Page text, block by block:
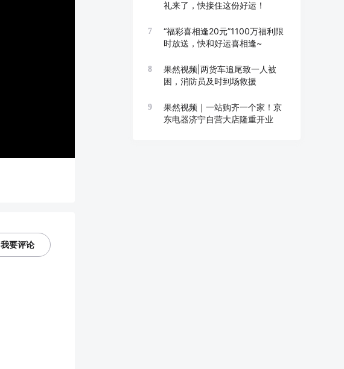
我要评论
礼来了，快接住这份好运！
7
“福彩喜相逢20元”1100万福利限
时放送，快和好运喜相逢~
8
果然视频|两货车追尾致一人被
困，消防员及时到场救援
9
果然视频｜一站购齐一个家！京
东电器济宁自营大店隆重开业